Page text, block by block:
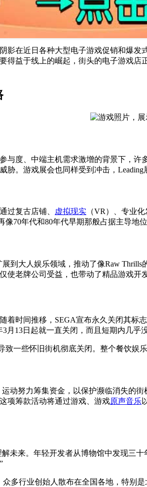
影在近日各种大型电子游戏促销和爆
得益于线上的崛起，街头的电子游戏
与度、中端主机需求激增的背景下，
。游戏展会也同样受到冲击，Leading
过复古店铺、 虚拟现实 （VR）、专业
像70年代和80年代早期那般占据主
到大人娱乐领域，推动了像Raw
使老牌公司受益，也带动了精品游戏开
着时间推移，SEGA宣布永久关闭其
13日起就一直关闭，而且短期内几乎没
致一些怀旧街机彻底关闭。整个餐饮
运动努力筹集资金，以保护濒临消失的
项筹款活动将通过游戏、游戏原声音乐
未来。年轻开发者从博物馆中发现三
多行业创始人散布在全国各地，特别